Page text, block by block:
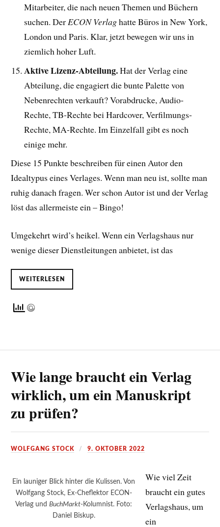
Mitarbeiter, die nach neuen Themen und Büchern
suchen. Der ECON Verlaghatte Büros in New York,
London und Paris. Klar, jetzt bewegen wir uns in
ziemlich hoher Luft.
Aktive Lizenz-Abteilung.Hat der Verlag eine
Abteilung, die engagiert die bunte Palette von
Nebenrechten verkauft? Vorabdrucke, Audio-
Rechte, TB-Rechte bei Hardcover, Verfilmungs-
Rechte, MA-Rechte. Im Einzelfall gibt es noch
einige mehr.
Diese 15 Punkte beschreiben für einen Autor den
Idealtypus eines Verlages. Wenn man neu ist, sollte man
ruhig danach fragen. Wer schon Autor ist und der Verlag
löst das allermeiste ein – Bingo!
Umgekehrt wird’s heikel. Wenn ein Verlagshaus nur
wenige dieser Dienstleitungen anbietet, ist das
WEITERLESEN
Wie lange braucht ein Verlag
wirklich, um ein Manuskript
zu prüfen?
WOLFGANG STOCK 9. OKTOBER 2022
Ein launiger Blick hinter die Kulissen. Von
Wolfgang Stock, Ex-Cheflektor ECON-
Verlag undBuchMarkt-Kolumnist. Foto:
Daniel Biskup.
Wie viel Zeit
braucht ein gutes
Verlagshaus, um
ein